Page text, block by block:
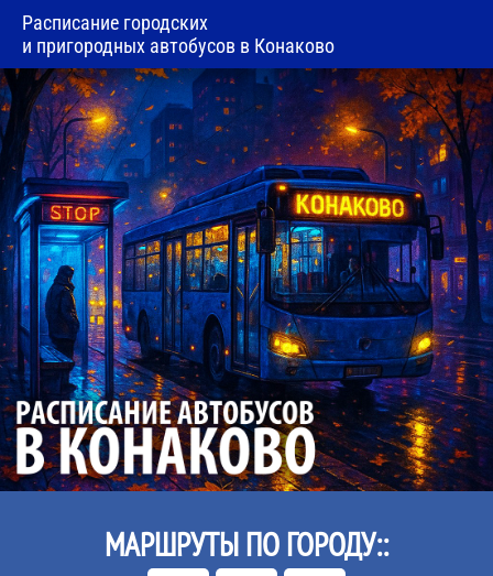
Расписание городских
и пригородных автобусов в Конаково
МАРШРУТЫ ПО ГОРОДУ::